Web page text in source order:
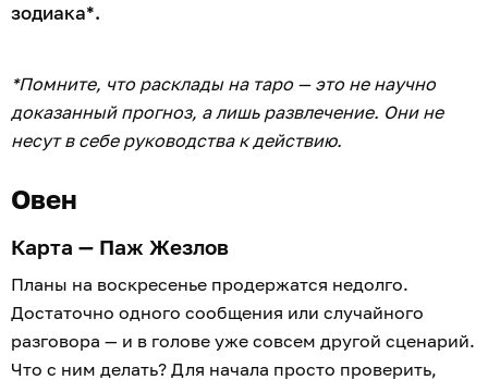
зодиака*.
*Помните, что расклады на таро — это не научно
доказанный прогноз, а лишь развлечение. Они не
несут в себе руководства к действию.
Овен
Карта — Паж Жезлов
Планы на воскресенье продержатся недолго.
Достаточно одного сообщения или случайного
разговора — и в голове уже совсем другой сценарий.
Что с ним делать? Для начала просто проверить,